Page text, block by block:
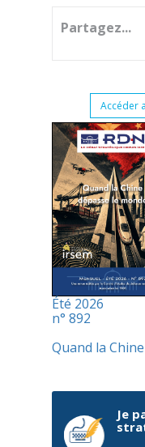
Partagez...
Accéder
Été 2026
n° 892
Quand la
Je